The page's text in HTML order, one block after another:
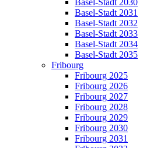
Basel-Stadt 2030
Basel-Stadt 2031
Basel-Stadt 2032
Basel-Stadt 2033
Basel-Stadt 2034
Basel-Stadt 2035
Fribourg
Fribourg 2025
Fribourg 2026
Fribourg 2027
Fribourg 2028
Fribourg 2029
Fribourg 2030
Fribourg 2031